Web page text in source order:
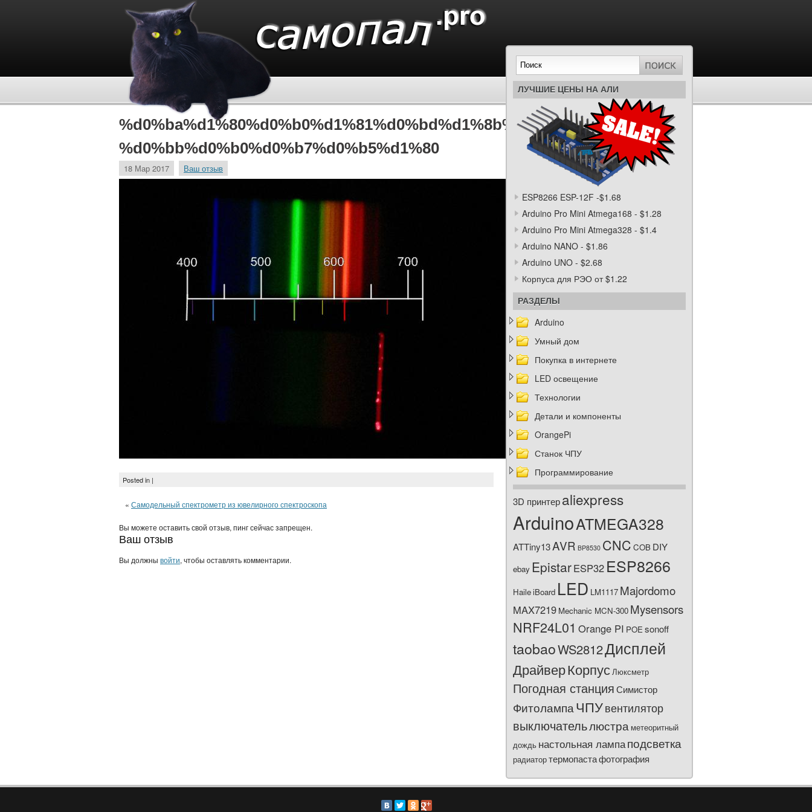
%d0%ba%d1%80%d0%b0%d1%81%d0%bd%d1%8b%d0%b9-
%d0%bb%d0%b0%d0%b7%d0%b5%d1%80
18 Мар 2017 Ваш отзыв
Posted in |
« Самодельный спектрометр из ювелирного спектроскопа
Вы можете оставить свой отзыв, пинг сейчас запрещен.
Ваш отзыв
Вы должны войти, чтобы оставлять комментарии.
ЛУЧШИЕ ЦЕНЫ НА АЛИ
ESP8266 ESP-12F -$1.68
Arduino Pro Mini Atmega168 - $1.28
Arduino Pro Mini Atmega328 - $1.4
Arduino NANO - $1.86
Arduino UNO - $2.68
Корпуса для РЭО от $1.22
РАЗДЕЛЫ
Arduino
Умный дом
Покупка в интернете
LED освещение
Технологии
Детали и компоненты
OrangePi
Станок ЧПУ
Программирование
3D принтерaliexpress
ArduinoATMEGA328
ATTiny13AVR BP8530 CNC COB DIY
ebay EpistarESP32 ESP8266
HaileiBoard LED LM1117 Majordomo
MAX7219 Mechanic MCN-300 Mysensors
NRF24L01 Orange PI POEsonoff
taobaoWS2812Дисплей
ДрайверКорпусЛюксметр
Погодная станцияСимистор
ФитолампаЧПУвентилятор
выключательлюстра метеоритный
дождь настольная лампаподсветка
радиатортермопастафотография